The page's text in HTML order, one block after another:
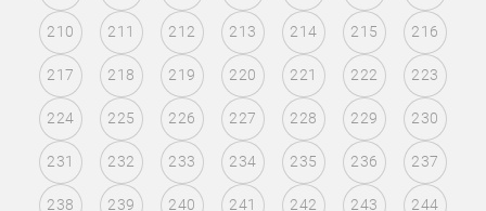
210 211 212 213 214 215 216
217 218 219 220 221 222 223
224 225 226 227 228 229 230
231 232 233 234 235 236 237
238 239 240 241 242 243 244